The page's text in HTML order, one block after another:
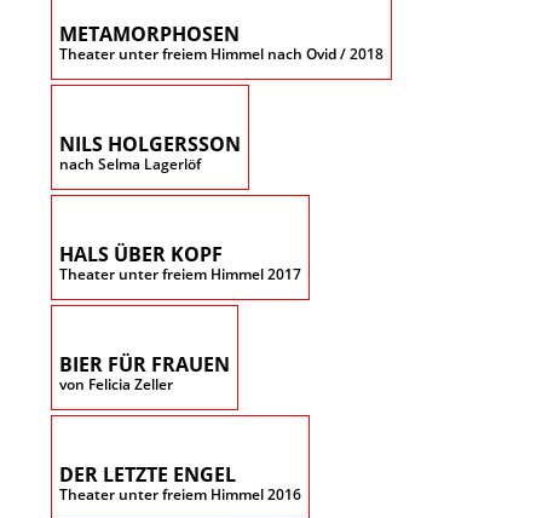
METAMORPHOSEN
Theater unter freiem Himmel nach Ovid / 2018
NILS HOLGERSSON
nach Selma Lagerlöf
HALS ÜBER KOPF
Theater unter freiem Himmel 2017
BIER FÜR FRAUEN
von Felicia Zeller
DER LETZTE ENGEL
Theater unter freiem Himmel 2016